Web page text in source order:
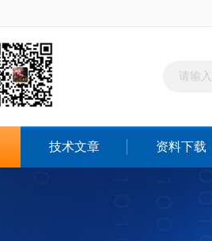
技术文章 资料下载